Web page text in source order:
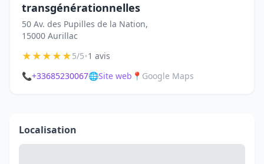
transgénérationnelles
50 Av. des Pupilles de la Nation,
15000 Aurillac
★★★★★5/5•1 avis
📞+33685230067🌐Site web 📍 Google Maps
Localisation